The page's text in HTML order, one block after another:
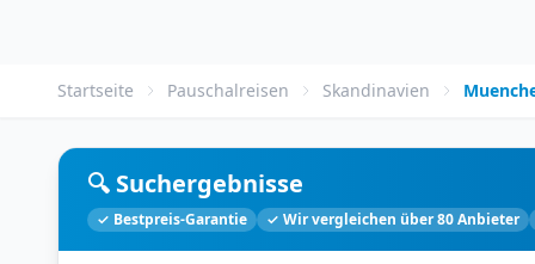
Startseite Pauschalreisen Skandinavien
🔍 Suchergebnisse
✓ Bestpreis-Garantie ✓ Wir vergleichen über 80 Anbieter